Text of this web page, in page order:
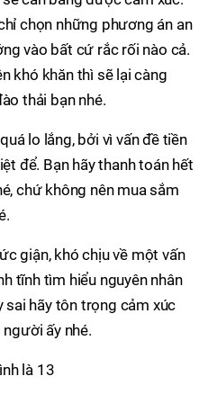
chọn những phương án an
vào bất cứ rắc rối nào cả.
khó khăn thì sẽ lại càng
thải bạn nhé.
lo lắng, bởi vì vấn đề tiền
để. Bạn hãy thanh toán hết
chứ không nên mua sắm
giận, khó chịu về một vấn
tĩnh tìm hiểu nguyên nhân
sai hãy tôn trọng cảm xúc
ấy nhé.
là 13